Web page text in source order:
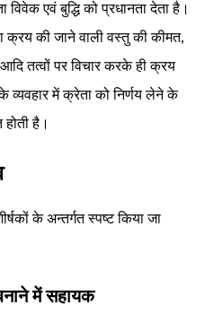
एवं बुद्धि को प्रधानता देता है।
क्रय की जाने वाली वस्तु की कीमत,
तत्वों पर विचार करके ही क्रय
व्यवहार में क्रेता को निर्णय लेने के
है।
के अन्तर्गत स्पष्ट किया जा
में सहायक